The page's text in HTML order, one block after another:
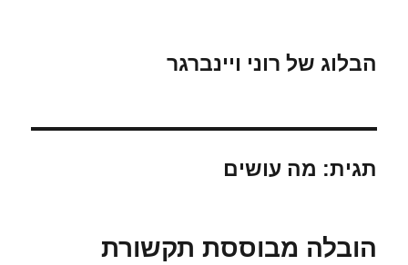
הבלוג של רוני ויינברגר
תגית: מה עושים
הובלה מבוססת תקשורת